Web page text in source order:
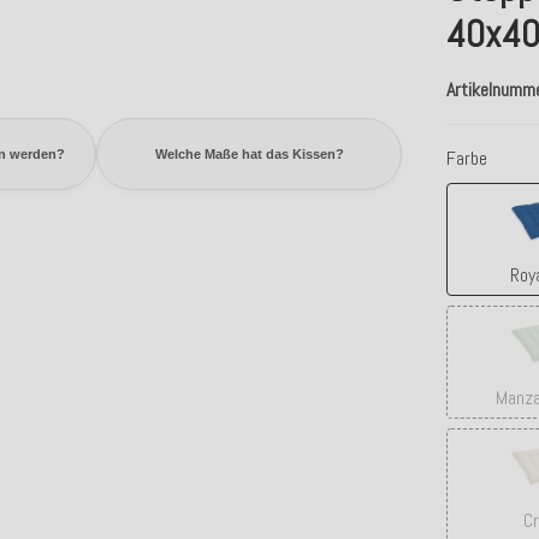
werden? Welche Maße hat das Kissen? Farbe